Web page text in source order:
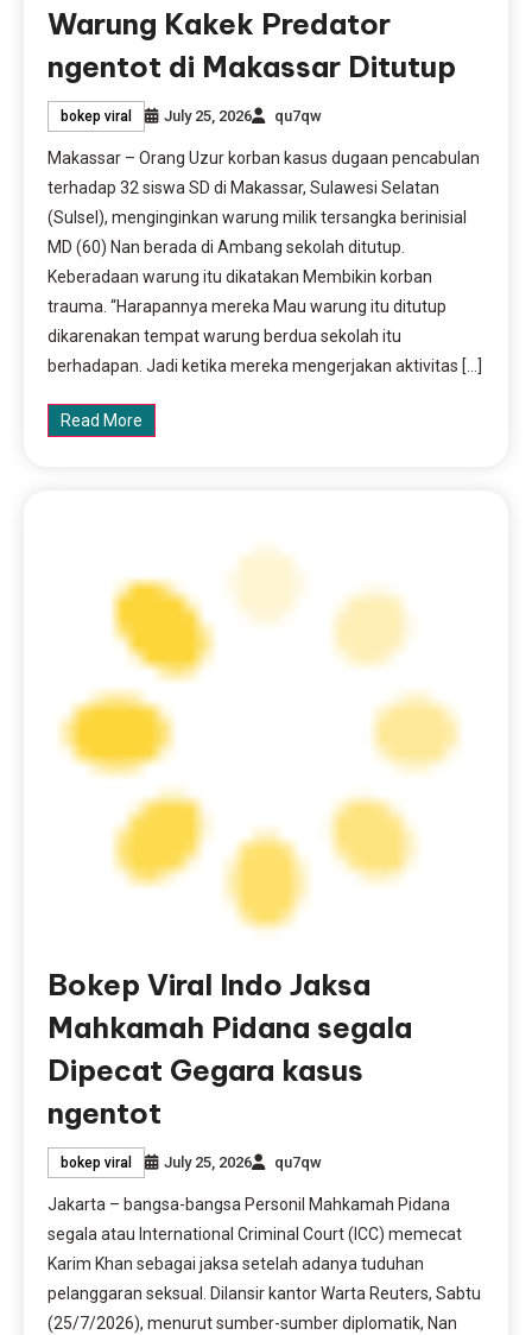
Warung Kakek Predator
ngentot di Makassar Ditutup
bokep viral July 25, 2026 qu7qw
Makassar – Orang Uzur korban kasus dugaan pencabulan
terhadap 32 siswa SD di Makassar, Sulawesi Selatan
(Sulsel), menginginkan warung milik tersangka berinisial
MD (60) Nan berada di Ambang sekolah ditutup.
Keberadaan warung itu dikatakan Membikin korban
trauma. “Harapannya mereka Mau warung itu ditutup
dikarenakan tempat warung berdua sekolah itu
berhadapan. Jadi ketika mereka mengerjakan aktivitas […]
Read More
Bokep Viral Indo Jaksa
Mahkamah Pidana segala
Dipecat Gegara kasus
ngentot
bokep viral July 25, 2026 qu7qw
Jakarta – bangsa-bangsa Personil Mahkamah Pidana
segala atau International Criminal Court (ICC) memecat
Karim Khan sebagai jaksa setelah adanya tuduhan
pelanggaran seksual. Dilansir kantor Warta Reuters, Sabtu
(25/7/2026), menurut sumber-sumber diplomatik, Nan